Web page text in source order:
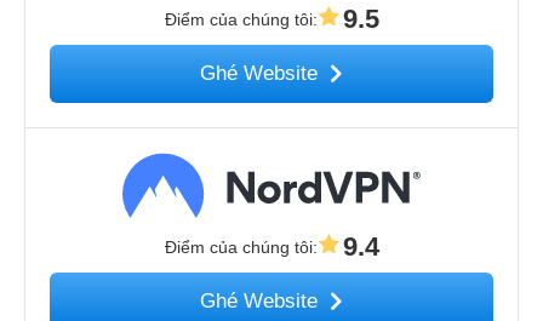
Điểm của chúng tôi: 9.5
Ghé Website
Điểm của chúng tôi: 9.4
Ghé Website